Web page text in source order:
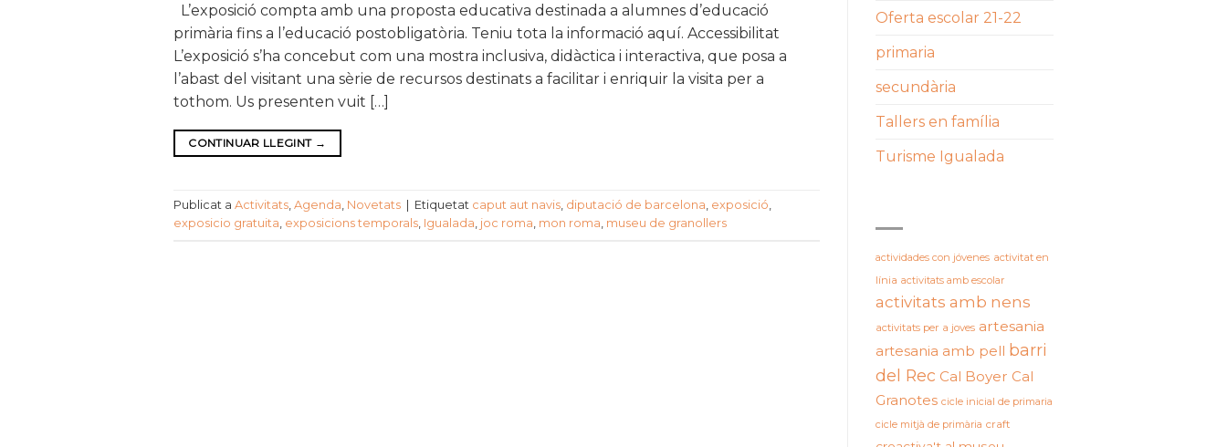
L’exposició compta amb una proposta educativa destinada a alumnes d’educació
primària fins a l’educació postobligatòria. Teniu tota la informació aquí. Accessibilitat
L’exposició s’ha concebut com una mostra inclusiva, didàctica i interactiva, que posa a
l’abast del visitant una sèrie de recursos destinats a facilitar i enriquir la visita per a
tothom. Us presenten vuit […]
CONTINUAR LLEGINT →
Publicat a Activitats Agenda Novetats Etiquetat caput aut navis diputació de barcelona exposició
exposicio gratuita exposicions temporals Igualada joc roma mon roma museu de granollers
Oferta escolar 21-22
primaria
secundària
Tallers en família
Turisme Igualada
actividades con jóvenes activitat en
línia activitats amb escolar
activitats amb nens
activitats per a joves artesania
artesania amb pell barri
del Rec Cal Boyer Cal
Granotes cicle inicial de primaria
cicle mitjà de primària craft